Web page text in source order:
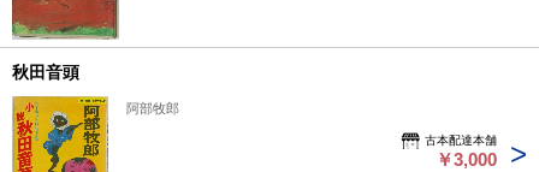
秋田音頭
阿部牧郎
古本配達本舗
￥3,000